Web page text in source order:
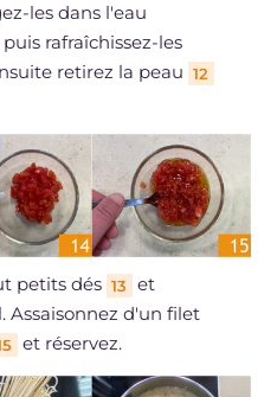
les dans l'eau
rafraîchissez-les
retirez la peau 12
petits dés 13
et
Assaisonnez d'un filet
et réservez.